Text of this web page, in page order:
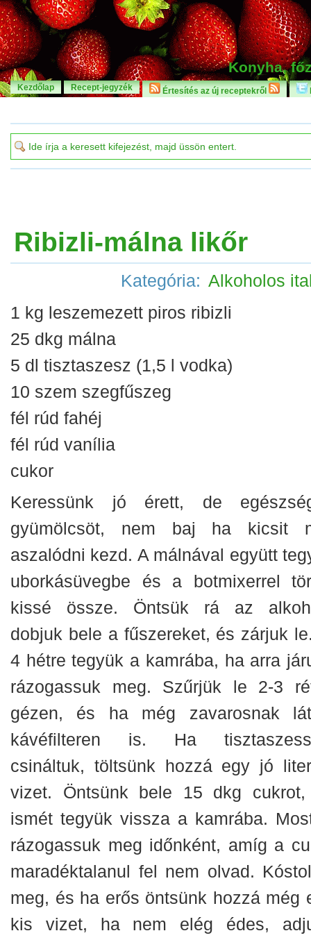
Konyha,
Kezdőlap Recept-jegyzék Értesítés az új receptekről
Ribizli-málna likőr
Kategória: Alkoholos
1 kg leszemezett piros ribizli
25 dkg málna
5 dl tisztaszesz (1,5 l vodka)
10 szem szegfűszeg
fél rúd fahéj
fél rúd vanília
cukor
Keressünk jó érett, de
gyümölcsöt, nem baj ha kicsit
aszalódni kezd. A málnával együtt
uborkásüvegbe és a botmixerrel
kissé össze. Öntsük rá az
dobjuk bele a fűszereket, és zárjuk
4 hétre tegyük a kamrába, ha arra
rázogassuk meg. Szűrjük le 2-3
gézen, és ha még zavarosnak
kávéfilteren is. Ha
csináltuk, töltsünk hozzá egy jó
vizet. Öntsünk bele 15 dkg
ismét tegyük vissza a kamrába.
rázogassuk meg időnként, amíg a
maradéktalanul fel nem olvad.
meg, és ha erős öntsünk hozzá még
kis vizet, ha nem elég édes,